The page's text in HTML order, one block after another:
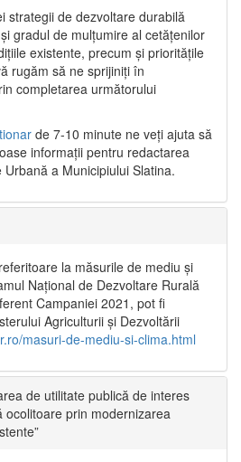
strategii de dezvoltare durabilă
gradul de mulțumire al cetățenilor
existente, precum și prioritățile
rugăm să ne sprijiniți în
completarea următorului
de 7-10 minute ne veți ajuta să
informații pentru redactarea
a Municipiului Slatina.
la măsurile de mediu și
Național de Dezvoltare Rurală
Campaniei 2021, pot fi
Agriculturii și Dezvoltării
masuri-de-mediu-si-clima.html
de utilitate publică de interes
ocolitoare prin modernizarea